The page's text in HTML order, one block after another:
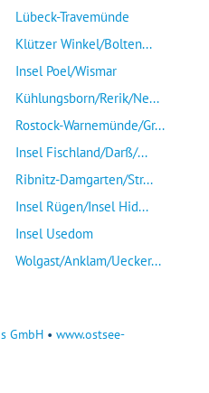
Lübeck-Travemünde
Klützer Winkel/Bolten...
Insel Poel/Wismar
Kühlungsborn/Rerik/Ne...
Rostock-Warnemünde/Gr...
Insel Fischland/Darß/...
Ribnitz-Damgarten/Str...
Insel Rügen/Insel Hid...
Insel Usedom
Wolgast/Anklam/Uecker...
GmbH • www.ostsee-